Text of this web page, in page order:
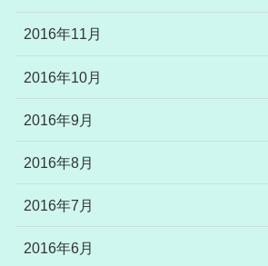
2016年11月
2016年10月
2016年9月
2016年8月
2016年7月
2016年6月